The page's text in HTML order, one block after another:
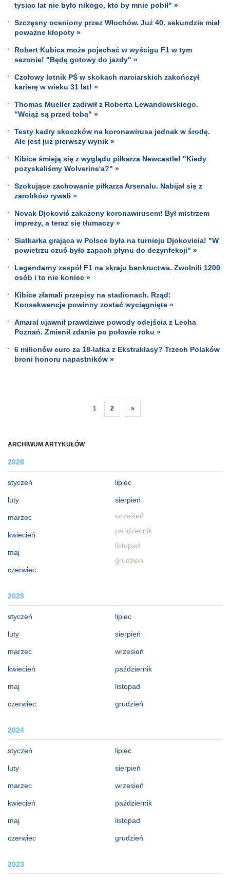
ARCHIWUM ARTYKUŁÓW
2026
styczeń
luty
marzec
kwiecień
maj
czerwiec
lipiec
sierpień
wrzesień
październik
listopad
grudzień
2025
styczeń
luty
marzec
kwiecień
maj
czerwiec
lipiec
sierpień
wrzesień
październik
listopad
grudzień
2024
styczeń
luty
marzec
kwiecień
maj
czerwiec
lipiec
sierpień
wrzesień
październik
listopad
grudzień
2023
tysiąc lat nie było nikogo, kto by mnie pobił" »
Szczęsny oceniony przez Włochów. Już 40. sekundzie miał
poważne kłopoty »
Robert Kubica może pojechać w wyścigu F1 w tym
sezonie! "Będę gotowy do jazdy" »
Czołowy lotnik PŚ w skokach narciarskich zakończył
karierę w wieku 31 lat! »
Thomas Mueller zadrwił z Roberta Lewandowskiego.
"Wciąż są przed tobą" »
Testy kadry skoczków na koronawirusa jednak w środę.
Ale jest już pierwszy wynik »
Kibice śmieją się z wyglądu piłkarza Newcastle! "Kiedy
pozyskaliśmy Wolverine'a?" »
Szokujące zachowanie piłkarza Arsenalu. Nabijał się z
zarobków rywali »
Novak Djoković zakażony koronawirusem! Był mistrzem
imprezy, a teraz się tłumaczy »
Siatkarka grająca w Polsce była na turnieju Djokovicia! "W
powietrzu czuć było zapach płynu do dezynfekcji" »
Legendarny zespół F1 na skraju bankructwa. Zwolnili 1200
osób i to nie koniec »
Kibice złamali przepisy na stadionach. Rząd:
Konsekwencje powinny zostać wyciągnięte »
Amaral ujawnił prawdziwe powody odejścia z Lecha
Poznań. Zmienił zdanie po połowie roku »
6 milionów euro za 18-latka z Ekstraklasy? Trzech Polaków
broni honoru napastników »
1 2 »